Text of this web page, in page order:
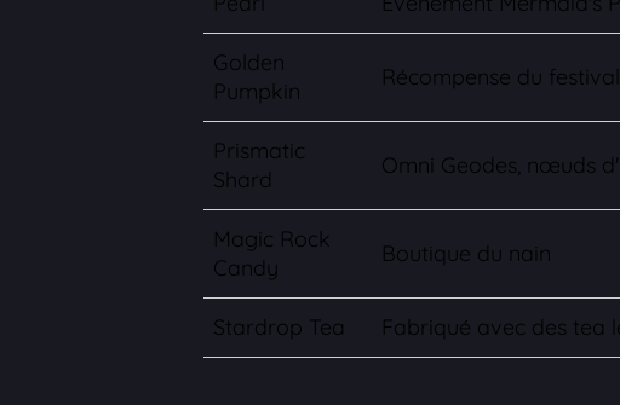
Golden
Pumpkin
Récompense du
Prismatic
Shard
Omni Geodes, nœuds
Magic Rock
Candy
Boutique du nain
Stardrop Tea Fabriqué avec des tea